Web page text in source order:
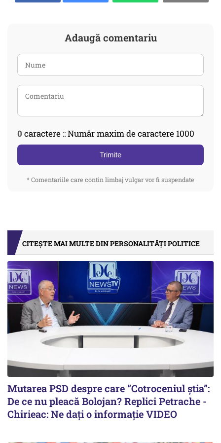
Adaugă comentariu
0 caractere :: Număr maxim de caractere 1000
Trimite
* Comentariile care contin limbaj vulgar vor fi suspendate
CITEȘTE MAI MULTE DIN PERSONALITĂȚI POLITICE
Mutarea PSD despre care ”Cotroceniul știa”:
De ce nu pleacă Bolojan? Replici Petrache -
Chirieac: Ne dați o informație VIDEO